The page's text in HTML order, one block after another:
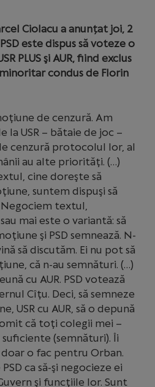
Ciolacu a anunțat joi, 2
este dispus să voteze o
PLUS şi AUR, fiind exclus
condus de Florin
de cenzură. Am
la USR – bătaie de joc –
cenzură protocolul lor, al
au alte priorităţi. (…)
cine doreşte să
suntem dispuşi să
textul,
mai este o variantă: să
şi PSD semnează. N-
să discutăm. Ei nu pot să
că n-au semnături. (…)
cu AUR. PSD votează
Cîţu. Deci, să semneze
USR cu AUR, să o depună
că toţi colegii mei –
suficiente (semnături). Îi
o fac pentru Orban.
ca să-şi negocieze ei
şi funcţiile lor. Sunt